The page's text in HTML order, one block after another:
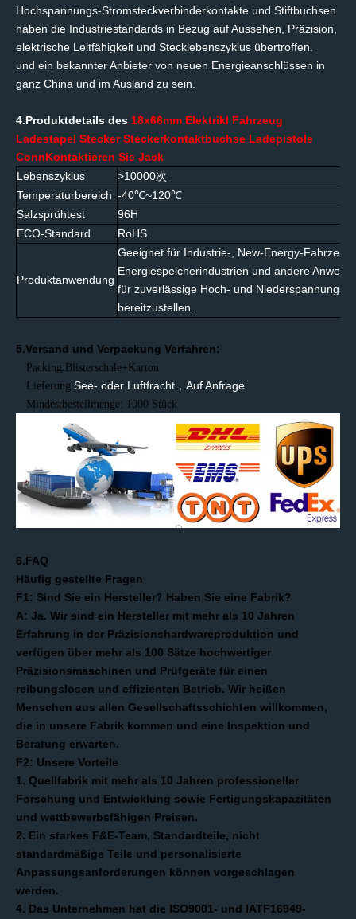
Hochspannungs-Stromsteckverbinderkontakte und Stiftbuchsen
haben die Industriestandards in Bezug auf Aussehen, Präzision,
elektrische Leitfähigkeit und Stecklebenszyklus übertroffen.
und ein bekannter Anbieter von neuen Energieanschlüssen in
ganz China und im Ausland zu sein.
4.Produktdetails des 18x66mm Elektrikl Fahrzeug
Ladestapel SteckerSteckerkontaktbuchse Ladepistole
ConnKontaktieren Sie Jack
Lebenszyklus
>10000次
Temperaturbereich -40℃~120℃
Salzsprühtest
96H
ECO-Standard
RoHS
Produktanwendung
Geeignet für Industrie-, New-Energy-
Energiespeicherindustrien und andere
für zuverlässige Hoch- und Niederspannungs-
bereitzustellen.
5.Versand und Verpackung Verfahren:
Packing:Blisterschale+Karton
Lieferung:See- oder Luftfracht ，Auf Anfrage
Mindestbestellmenge: 1000 Stück
6.FAQ
Häufig gestellte Fragen
F1: Sind Sie ein Hersteller? Haben Sie eine Fabrik?
A: Ja. Wir sind ein Hersteller mit mehr als 10 Jahren
Erfahrung in der Präzisionshardwareproduktion und
verfügen über mehr als 100 Sätze hochwertiger
Präzisionsmaschinen und Prüfgeräte für einen
reibungslosen und effizienten Betrieb. Wir heißen
Menschen aus allen Gesellschaftsschichten willkommen,
die in unsere Fabrik kommen und eine Inspektion und
Beratung erwarten.
F2: Unsere Vorteile
1. Quellfabrik mit mehr als 10 Jahren professioneller
Forschung und Entwicklung sowie Fertigungskapazitäten
und wettbewerbsfähigen Preisen.
2. Ein starkes F&E-Team, Standardteile, nicht
standardmäßige Teile und personalisierte
Anpassungsanforderungen können vorgeschlagen
werden.
4. Das Unternehmen hat die ISO9001- und IATF16949-